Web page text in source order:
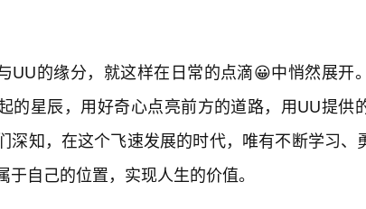
UU的缘分，就这样在日常的点滴😀中悄然展开
的星辰，用好奇心点亮前方的道路，用UU提供
深知，在这个飞速发展的时代，唯有不断学习、
于自己的位置，实现人生的价值。